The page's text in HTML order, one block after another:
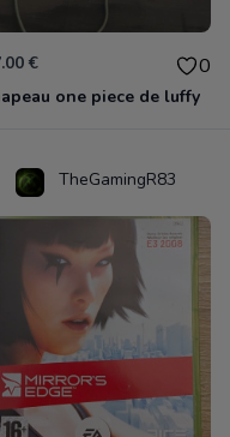
€ 0
one piece de luffy
TheGamingR83